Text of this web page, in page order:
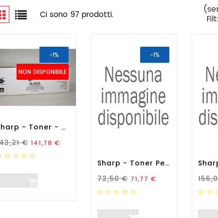
Ci sono 97 prodotti.
NON DISPONIBILE
-1%
Sharp - Toner - Nero -...
Standard
€ Prezzo
141,78 €
-1%
Sharp - Toner Per BP-50 C...
Prezzo Standard
72,50 € Prezzo
71,77 €